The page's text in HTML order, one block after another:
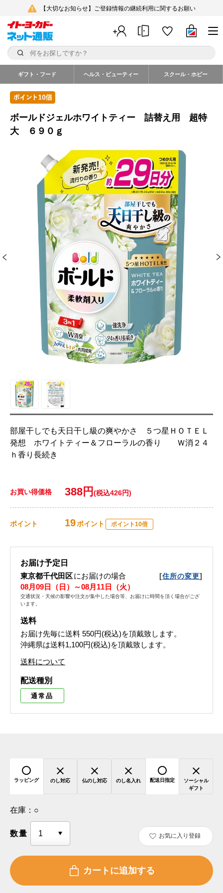
【大切なお知らせ】ご登録情報の継続利用に関するお願い
ギフト・フード ヘルス・ビューティー スクール・ホビー
ボールドジェルホワイトティー 詰替え用 超特
大 ６９０ｇ
部屋干しでも天日干し級の爽やかさ ５つ星ＨＯＴＥＬ
発想 ホワイトティー＆フローラルの香り Ｗ消２４
ｈ香り長続き
お買い得価格 388円 (税込426円)
ポイント 19ポイント ポイント10倍
お届け予定日
東京都千代田区にお届けの場合 [住所の変更]
08月09日（日）～08月11日（火）
交通状況・天候の影響や注文が集中した場合等、お届けに時間を頂く場合がござ
います。
送料
お届け先毎に送料 550円(税込)を頂戴致します。
沖縄県は送料1,100円(税込)を頂戴致します。
送料について
配送種別
通常品
ラッピング のし対応 仏のし対応 のし名入れ 配送日指定
ソーシャル
ギフト
在庫： ○
数量 お気に入り登録